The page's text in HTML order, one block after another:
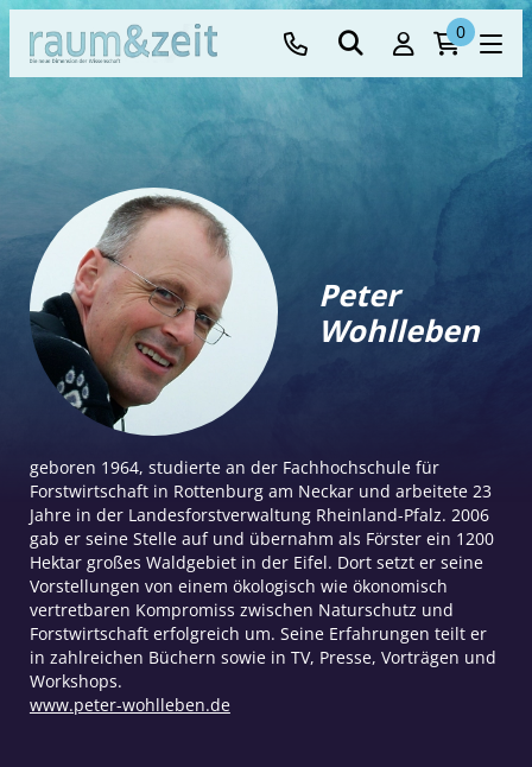
0
Peter
Wohlleben
geboren 1964, studierte an der Fachhochschule für
Forstwirtschaft in Rottenburg am Neckar und arbeitete 23
Jahre in der Landesforstverwaltung Rheinland-Pfalz. 2006
gab er seine Stelle auf und übernahm als Förster ein 1200
Hektar großes Waldgebiet in der Eifel. Dort setzt er seine
Vorstellungen von einem ökologisch wie ökonomisch
vertretbaren Kompromiss zwischen Naturschutz und
Forstwirtschaft erfolgreich um. Seine Erfahrungen teilt er
in zahlreichen Büchern sowie in TV, Presse, Vorträgen und
Workshops.
www.peter-wohlleben.de